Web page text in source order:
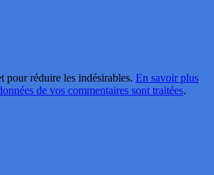
pour réduire les indésirables. En savoir plus
de vos commentaires sont traitées.